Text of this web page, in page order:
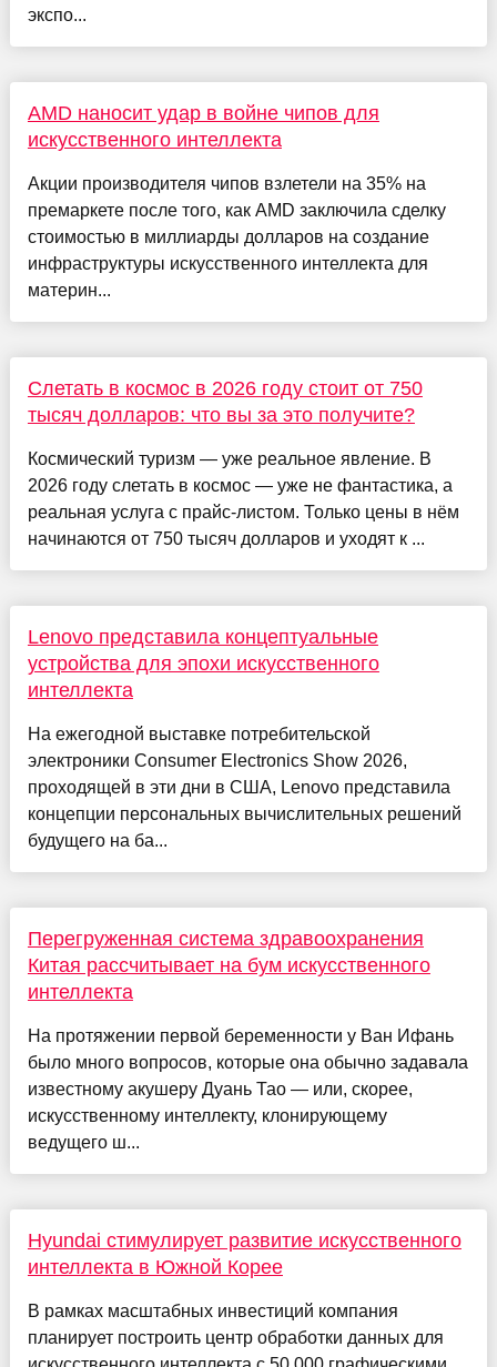
экспо...
AMD наносит удар в войне чипов для
искусственного интеллекта
Акции производителя чипов взлетели на 35% на
премаркете после того, как AMD заключила сделку
стоимостью в миллиарды долларов на создание
инфраструктуры искусственного интеллекта для
материн...
Слетать в космос в 2026 году стоит от 750
тысяч долларов: что вы за это получите?
Космический туризм — уже реальное явление. В
2026 году слетать в космос — уже не фантастика, а
реальная услуга с прайс-листом. Только цены в нём
начинаются от 750 тысяч долларов и уходят к ...
Lenovo представила концептуальные
устройства для эпохи искусственного
интеллекта
На ежегодной выставке потребительской
электроники Consumer Electronics Show 2026,
проходящей в эти дни в США, Lenovo представила
концепции персональных вычислительных решений
будущего на ба...
Перегруженная система здравоохранения
Китая рассчитывает на бум искусственного
интеллекта
На протяжении первой беременности у Ван Ифань
было много вопросов, которые она обычно задавала
известному акушеру Дуань Тао — или, скорее,
искусственному интеллекту, клонирующему
ведущего ш...
Hyundai стимулирует развитие искусственного
интеллекта в Южной Корее
В рамках масштабных инвестиций компания
планирует построить центр обработки данных для